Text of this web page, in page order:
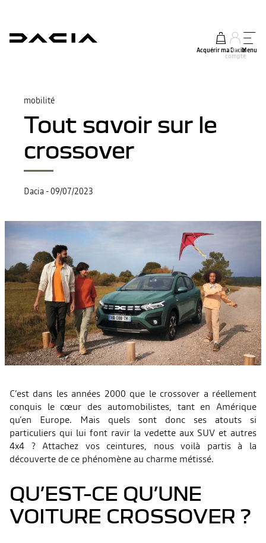
Acquérir ma Dacia
Mon
compte
Menu
mobilité
Tout savoir sur le
crossover
Dacia-09/07/2023
C’est dans les années 2000 que le crossover a réellement
conquis le cœur des automobilistes, tant en Amérique
qu’en Europe. Mais quels sont donc ses atouts si
particuliers qui lui font ravir la vedette aux SUV et autres
4x4 ? Attachez vos ceintures, nous voilà partis à la
découverte de ce phénomène au charme métissé.
QU’EST-CE QU’UNE
VOITURE CROSSOVER ?